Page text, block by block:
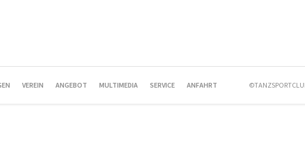
VEREIN ANGEBOT MULTIMEDIA SERVICE ANFAHRT